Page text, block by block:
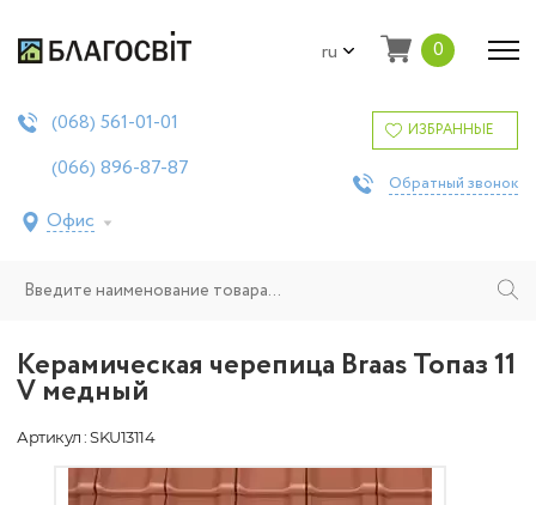
ru 0
(068) 561-01-01
(066) 896-87-87
Офис
ИЗБРАННЫЕ
Обратный звонок
Керамическая черепица Braas Топаз 11
V медный
Артикул : SKU13114